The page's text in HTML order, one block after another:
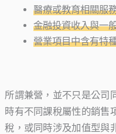
醫療或教育相關服
金融投資收入與一
營業項目中含有特
所謂兼營，並不只是公司
時有不同課稅屬性的銷售
稅，或同時涉及加值型與